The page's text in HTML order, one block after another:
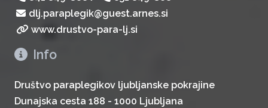
dlj.paraplegik@guest.arnes.si
www.drustvo-para-lj.si
Info
Društvo paraplegikov ljubljanske pokrajine
Dunajska cesta 188 - 1000 Ljubljana